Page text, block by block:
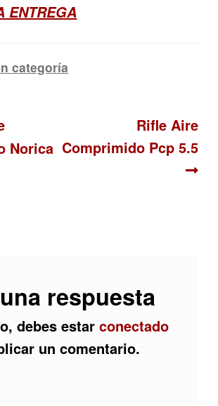
ENTREGA
categoría
Norica
Siguiente:
Rifle Aire
Comprimido Pcp 5.5
respuesta
debes estar conectado
un comentario.